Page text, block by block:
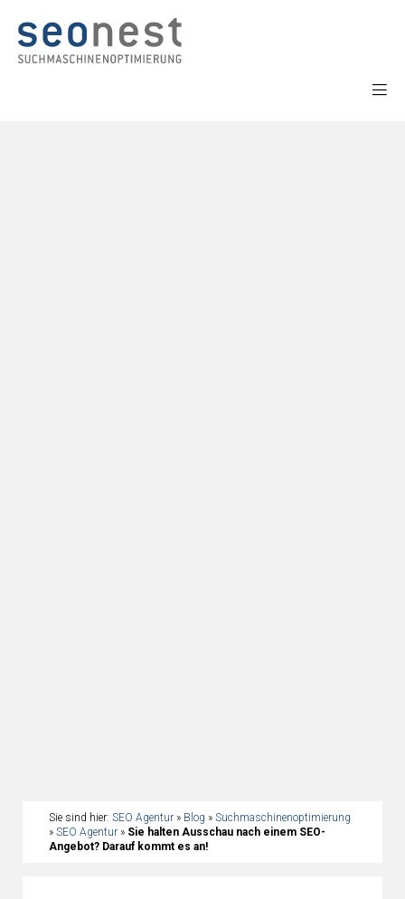
Sie sind hier: SEO Agentur » Blog » Suchmaschinenoptimierung
» SEO Agentur » Sie halten Ausschau nach einem SEO-
Angebot? Darauf kommt es an!